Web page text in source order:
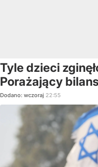
Tyle dzieci
Porażający bilans
Dodano: wczoraj 22:55